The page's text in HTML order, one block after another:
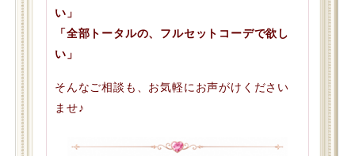
い」
「全部トータルの、フルセットコーデで欲し
い」
そんなご相談も、お気軽にお声がけください
ませ♪